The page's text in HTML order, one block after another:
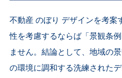
不動産 のぼり デザインを考案
性を考慮するならば「景観条
ません。結論として、地域の
の環境に調和する洗練された